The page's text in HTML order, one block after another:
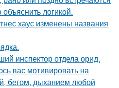
логикой.
хаус изменены названия
инспектор отдела орид.
вас мотивировать на
бегом, дыханием любой